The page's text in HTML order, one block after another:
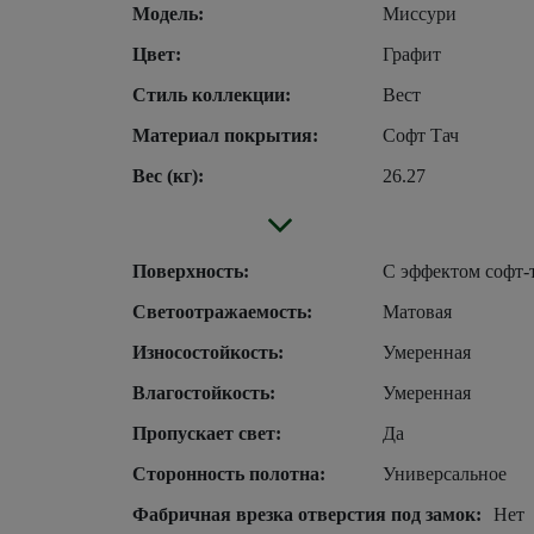
Модель:
Миссури
Цвет:
Графит
Стиль коллекции:
Вест
Материал покрытия:
Софт Тач
Вес (кг):
26.27
Поверхность:
С эффектом софт-
Светоотражаемость:
Матовая
Износостойкость:
Умеренная
Влагостойкость:
Умеренная
Пропускает свет:
Да
Сторонность полотна:
Универсальное
Фабричная врезка отверстия под замок:
Нет